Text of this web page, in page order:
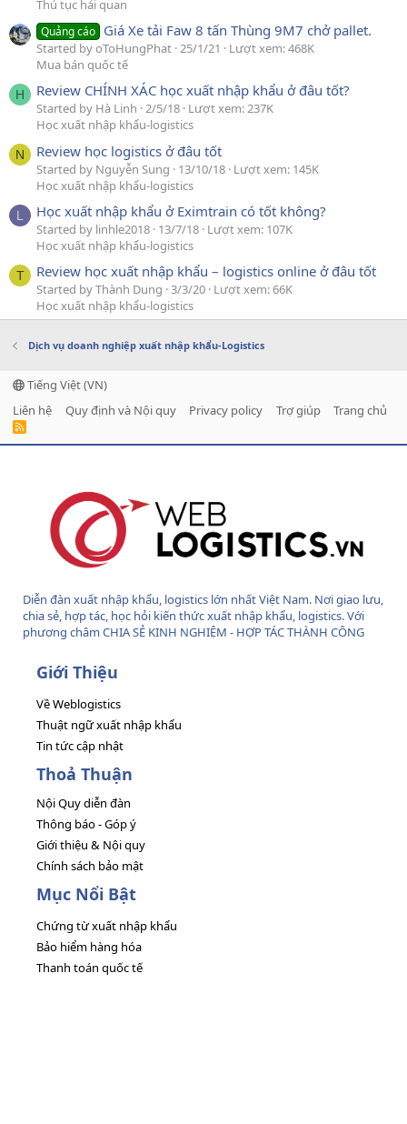
Thủ tục hải quan
Quảng cáo Giá Xe tải Faw 8 tấn Thùng 9M7 chở pallet.
Started by oToHungPhat 25/1/21
Lượt xem: 468K
Mua bán quốc tế
H Review CHÍNH XÁC học xuất nhập khẩu ở đâu tốt?
Started by Hà Linh 2/5/18 Lượt xem: 237K
Học xuất nhập khẩu-logistics
N Review học logistics ở đâu tốt
Started by Nguyễn Sung 13/10/18 Lượt xem: 145K
Học xuất nhập khẩu-logistics
L Học xuất nhập khẩu ở Eximtrain có tốt không?
Started by linhle2018 13/7/18 Lượt xem: 107K
Học xuất nhập khẩu-logistics
T Review học xuất nhập khẩu – logistics online ở đâu tốt
Started by Thành Dung 3/3/20 Lượt xem: 66K
Học xuất nhập khẩu-logistics
Dịch vụ doanh nghiệp xuất nhập khẩu-Logistics
Tiếng Việt (VN)
Liên hệ
Quy định và Nội quy Privacy policy Trợ giúp Trang chủ
R
Diễn đàn xuất nhập khẩu, logistics lớn nhất Việt Nam. Nơi giao lưu,
chia sẻ, hợp tác, học hỏi kiến thức xuất nhập khẩu, logistics. Với
phương châm CHIA SẺ KINH NGHIỆM - HỢP TÁC THÀNH CÔNG
Giới Thiệu
Về Weblogistics
Thuật ngữ xuất nhập khẩu
Tin tức cập nhật
Thoả Thuận
Nội Quy diễn đàn
Thông báo - Góp ý
Giới thiệu & Nội quy
Chính sách bảo mật
Mục Nổi Bật
Chứng từ xuất nhập khẩu
Bảo hiểm hàng hóa
Thanh toán quốc tế